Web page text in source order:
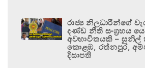
රාජ්‍ය නිලධාරීන්ගේ
දණ්ඩ නීති සංග්‍රහය
අවභාවිතයකි –
කොළඹ, රත්නපුර,
දිසාපති